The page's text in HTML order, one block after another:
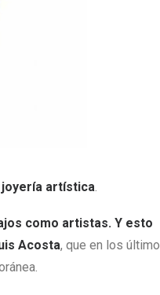
joyería artística.
como artistas. Y esto
Acosta, que en los